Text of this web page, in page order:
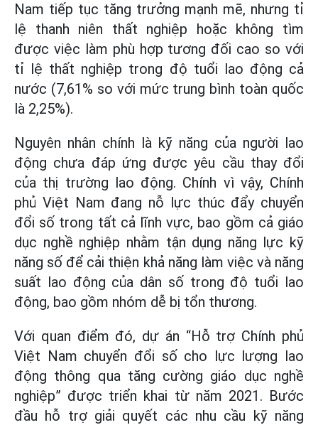
Nam tiếp tục tăng trưởng mạnh mẽ, nhưng tỉ
lệ thanh niên thất nghiệp hoặc không tìm
được việc làm phù hợp tương đối cao so với
tỉ lệ thất nghiệp trong độ tuổi lao động cả
nước (7,61% so với mức trung bình toàn quốc
là 2,25%).
Nguyên nhân chính là kỹ năng của người lao
động chưa đáp ứng được yêu cầu thay đổi
của thị trường lao động. Chính vì vậy, Chính
phủ Việt Nam đang nỗ lực thúc đẩy chuyển
đổi số trong tất cả lĩnh vực, bao gồm cả giáo
dục nghề nghiệp nhằm tận dụng năng lực kỹ
năng số để cải thiện khả năng làm việc và năng
suất lao động của dân số trong độ tuổi lao
động, bao gồm nhóm dễ bị tổn thương.
Với quan điểm đó, dự án “Hỗ trợ Chính phủ
Việt Nam chuyển đổi số cho lực lượng lao
động thông qua tăng cường giáo dục nghề
nghiệp” được triển khai từ năm 2021. Bước
đầu hỗ trợ giải quyết các nhu cầu kỹ năng